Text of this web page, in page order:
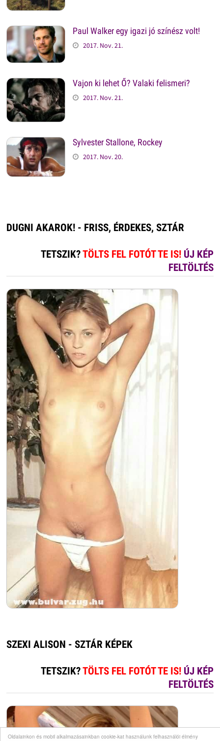
Oldalainkon és mobil alkalmazásainkban cookie-kat használunk felhasználói élmény
Paul Walker egy igazi jó színész volt!
2017. Nov. 21.
Vajon ki lehet Ő? Valaki felismeri?
2017. Nov. 21.
Sylvester Stallone, Rockey
2017. Nov. 20.
DUGNI AKAROK! - FRISS, ÉRDEKES, SZTÁR
TETSZIK?TÖLTS FEL FOTÓT TE IS! ÚJ KÉP
FELTÖLTÉS
SZEXI ALISON - SZTÁR KÉPEK
TETSZIK?TÖLTS FEL FOTÓT TE IS! ÚJ KÉP
FELTÖLTÉS